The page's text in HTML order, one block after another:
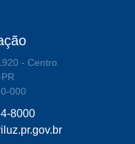
- Centro
000
8000